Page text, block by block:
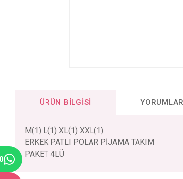
ÜRÜN BILGISI YORUMLAR
M(1) L(1) XL(1) XXL(1)
ERKEK PATLI POLAR PİJAMA TAKIM
PAKET 4LÜ